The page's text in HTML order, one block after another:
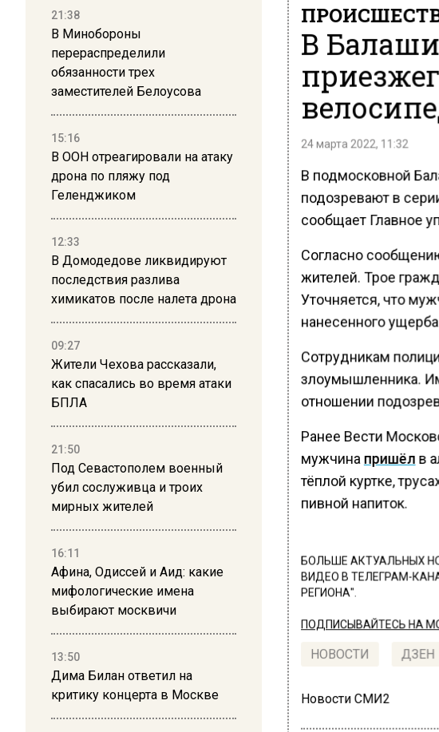
21:38
В Минобороны
перераспределили
обязанности трех
заместителей Белоусова
15:16
В ООН отреагировали на атаку
дрона по пляжу под
Геленджиком
12:33
В Домодедове ликвидируют
последствия разлива
химикатов после налета дрона
09:27
Жители Чехова рассказали,
как спасались во время атаки
БПЛА
21:50
Под Севастополем военный
убил сослуживца и троих
мирных жителей
16:11
Афина, Одиссей и Аид: какие
мифологические имена
выбирают москвичи
13:50
Дима Билан ответил на
критику концерта в Москве
В
24 марта 2022, 11:32
В подмосковной
подозревают в
сообщает Главное
Согласно
жителей. Трое
Уточняется, что
нанесенного
Сотрудникам
злоумышленника.
отношении
Ранее Вести
мужчина пришёлв
тёплой куртке,
пивной напиток.
БОЛЬШЕ АКТУАЛЬНЫХ
ВИДЕО В ТЕЛЕГРАМ-
РЕГИОНА".
ПОДПИСЫВАЙТЕСЬ НА
НОВОСТИ ДЗЕН
Новости СМИ2